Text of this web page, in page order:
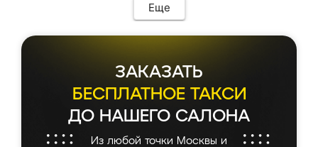
Еще
ЗАКАЗАТЬ
БЕСПЛАТНОЕ ТАКСИ
ДО НАШЕГО САЛОНА
Из любой точки Москвы и